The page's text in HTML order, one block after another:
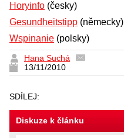
Horyinfo (česky)
Gesundheitstipp (německy)
Wspinanie (polsky)
Hana Suchá
13/11/2010
SDÍLEJ:
Diskuze k článku